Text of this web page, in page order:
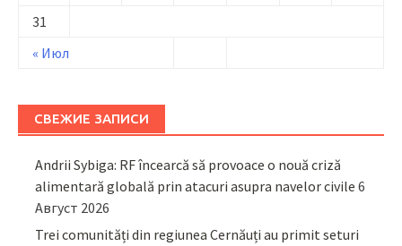
« Июл
31
СВЕЖИЕ ЗАПИСИ
Andrii Sybiga: RF încearcă să provoace o nouă criză
alimentară globală prin atacuri asupra navelor civile 6
Август 2026
Trei comunități din regiunea Cernăuți au primit seturi